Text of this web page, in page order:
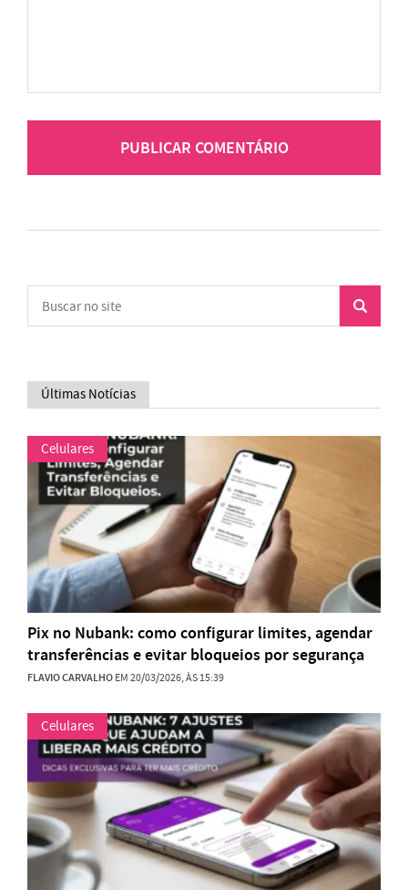
Últimas Notícias
Celulares
Pix no Nubank: como configurar limites, agendar
transferências e evitar bloqueios por segurança
FLAVIO CARVALHOEM 20/03/2026, ÀS 15:39
Celulares